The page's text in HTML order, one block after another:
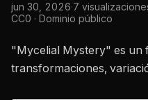
jun 30, 2026·7
CC0 · Dominio público
"Mycelial Mystery" es un
transformaciones,